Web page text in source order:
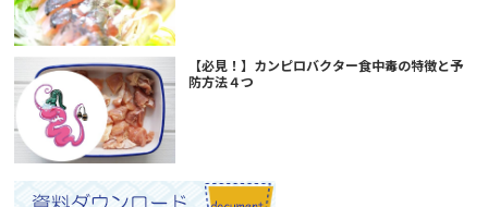
【必見！】カンピロバクター食中毒の特徴と予
防方法４つ